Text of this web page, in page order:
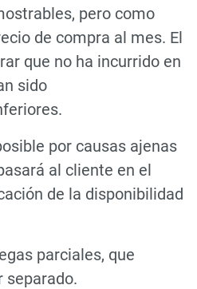
pero como
de compra al mes. El
que no ha incurrido en
sido
por causas ajenas
al cliente en el
de la disponibilidad
parciales, que
separado.